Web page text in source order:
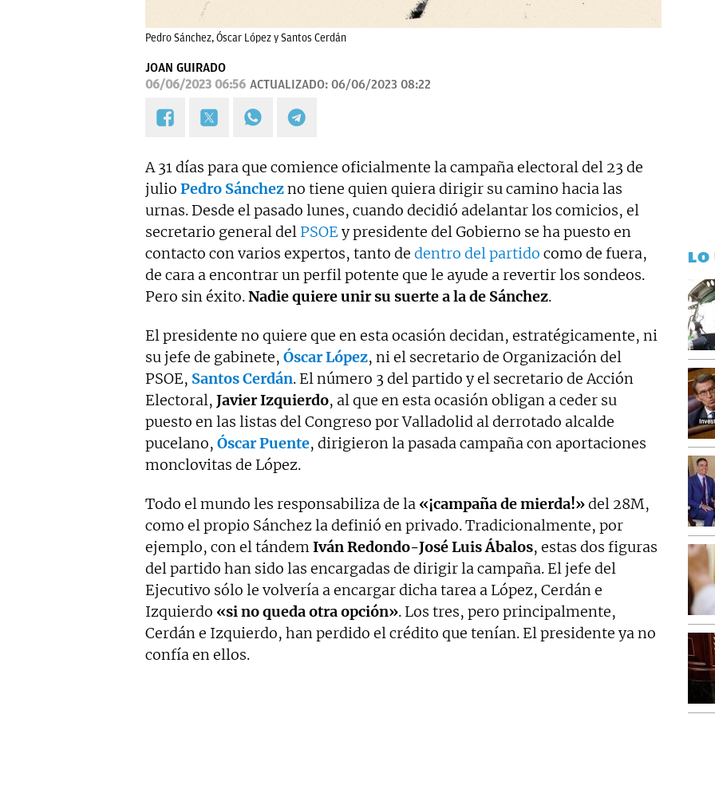
Pedro Sánchez, Óscar López y Santos Cerdán
JOAN GUIRADO
06/06/2023 06:56 ACTUALIZADO: 06/06/2023 08:22
A 31 días para que comience oficialmente la campaña electoral del 23 de
julio Pedro Sánchezno tiene quien quiera dirigir su camino hacia las
urnas. Desde el pasado lunes, cuando decidió adelantar los comicios, el
secretario general del PSOEy presidente del Gobierno se ha puesto en
contacto con varios expertos, tanto de dentro del partido como de fuera,
de cara a encontrar un perfil potente que le ayude a revertir los sondeos.
Pero sin éxito.Nadie quiere unir su suerte a la de Sánchez.
El presidente no quiere que en esta ocasión decidan, estratégicamente, ni
su jefe de gabinete, Óscar López, ni el secretario de Organización del
PSOE, Santos Cerdán. El número 3 del partido y el secretario de Acción
Electoral, Javier Izquierdo, al que en esta ocasión obligan a ceder su
puesto en las listas del Congreso por Valladolid al derrotado alcalde
pucelano, Óscar Puente, dirigieron la pasada campaña con aportaciones
monclovitas de López.
Todo el mundo les responsabiliza de la «¡campaña de mierda!»del 28M,
como el propio Sánchez la definió en privado. Tradicionalmente, por
ejemplo, con el tándemIván Redondo-José Luis Ábalos, estas dos figuras
del partido han sido las encargadas de dirigir la campaña. El jefe del
Ejecutivo sólo le volvería a encargar dicha tarea a López, Cerdán e
Izquierdo «si no queda otra opción». Los tres, pero principalmente,
Cerdán e Izquierdo, han perdido el crédito que tenían. El presidente ya no
confía en ellos.
LO